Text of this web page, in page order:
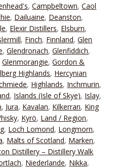
,Campbeltown,Caol
, Dailuaine, Deanston,
, Elexir Distillers, Elsburn,
, Finch, Finnland,Glen
,Glendronach,Glenfiddich,
Glenmorangie,Gordon &
Highlands, Hercynian
, Highlands, Inchmurin,
, Islands (Isle of Skye), Islay,
, Jura, Kavalan, Kilkerran, King
, Kyrö, Land / Region,
, Loch Lomond, Longmorn,
, Malts of Scotland, Marken,
Distillery – Distillery Walk
, Niederlande, Nikka,